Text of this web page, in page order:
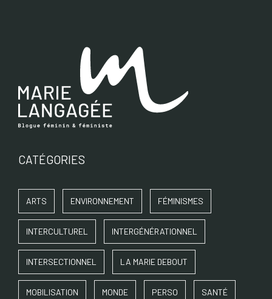
CATÉGORIES
ARTS ENVIRONNEMENT FÉMINISMES
INTERCULTUREL INTERGÉNÉRATIONNEL
INTERSECTIONNEL LA MARIE DEBOUT
MOBILISATION MONDE PERSO SANTÉ